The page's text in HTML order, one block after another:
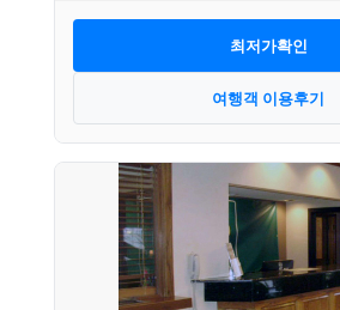
최저가확인
여행객 이용후기